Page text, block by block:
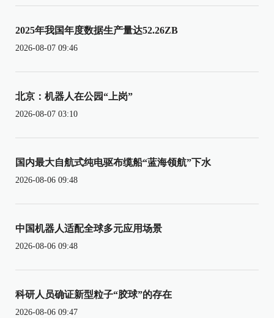
2025年我国年度数据生产量达52.26ZB
2026-08-07 09:46
北京：机器人在公园“上岗”
2026-08-07 03:10
国内最大自航式纯电驱布缆船“蓝海领航”下水
2026-08-06 09:48
中国机器人适配全球多元应用场景
2026-08-06 09:48
科研人员确证新型粒子“胶球”的存在
2026-08-06 09:47